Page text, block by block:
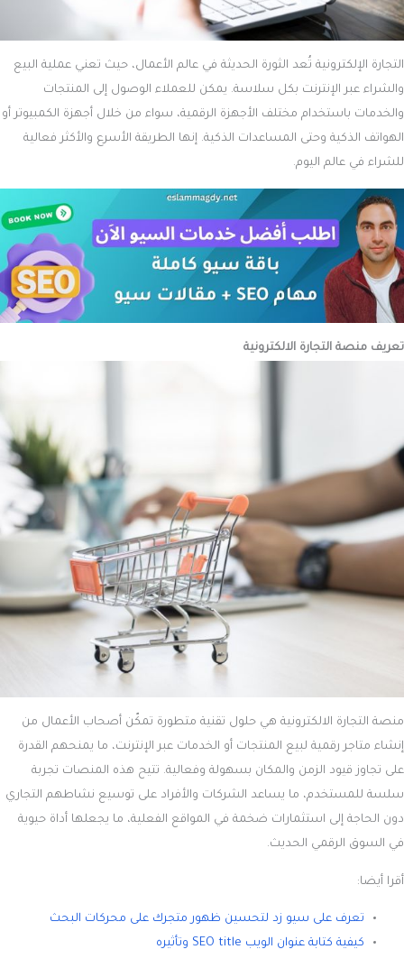
التجارة الإلكترونية تُعد الثورة الحديثة في عالم الأعمال، حيث تعني عملية البيع
والشراء عبر الإنترنت بكل سلاسة. يمكن للعملاء الوصول إلى المنتجات
والخدمات باستخدام مختلف الأجهزة الرقمية، سواء من خلال أجهزة الكمبيوتر أو
الهواتف الذكية وحتى المساعدات الذكية. إنها الطريقة الأسرع والأكثر فعالية
للشراء في عالم اليوم.
تعريف منصة التجارة الالكترونية
منصة التجارة الالكترونية هي حلول تقنية متطورة تمكّن أصحاب الأعمال من
إنشاء متاجر رقمية لبيع المنتجات أو الخدمات عبر الإنترنت، ما يمنحهم القدرة
على تجاوز قيود الزمن والمكان بسهولة وفعالية. تتيح هذه المنصات تجربة
سلسة للمستخدم، ما يساعد الشركات والأفراد على توسيع نشاطهم التجاري
دون الحاجة إلى استثمارات ضخمة في المواقع الفعلية، ما يجعلها أداة حيوية
في السوق الرقمي الحديث.
أقرا أيضا:
تعرف على سيو زد لتحسين ظهور متجرك على محركات البحث
كيفية كتابة عنوان الويب SEO title وتأثيره